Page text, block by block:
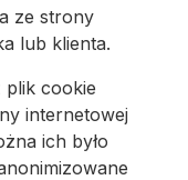
ze strony
lub klienta.
cookie
internetowej
ich było